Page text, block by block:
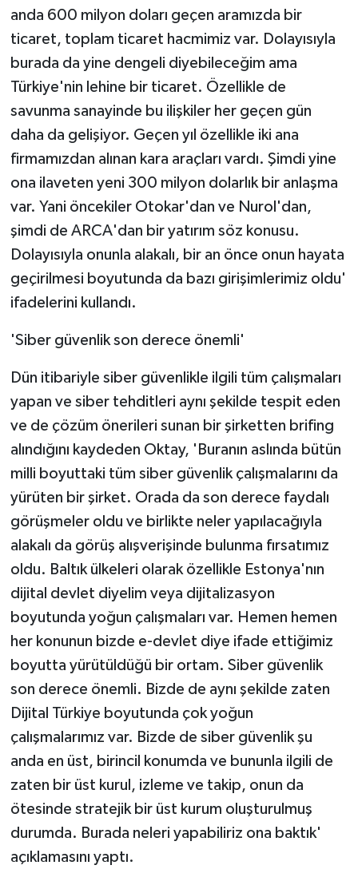
anda 600 milyon doları geçen aramızda bir
ticaret, toplam ticaret hacmimiz var. Dolayısıyla
burada da yine dengeli diyebileceğim ama
Türkiye'nin lehine bir ticaret. Özellikle de
savunma sanayinde bu ilişkiler her geçen gün
daha da gelişiyor. Geçen yıl özellikle iki ana
firmamızdan alınan kara araçları vardı. Şimdi yine
ona ilaveten yeni 300 milyon dolarlık bir anlaşma
var. Yani öncekiler Otokar'dan ve Nurol'dan,
şimdi de ARCA'dan bir yatırım söz konusu.
Dolayısıyla onunla alakalı, bir an önce onun hayata
geçirilmesi boyutunda da bazı girişimlerimiz oldu'
ifadelerini kullandı.
'Siber güvenlik son derece önemli'
Dün itibariyle siber güvenlikle ilgili tüm çalışmaları
yapan ve siber tehditleri aynı şekilde tespit eden
ve de çözüm önerileri sunan bir şirketten brifing
alındığını kaydeden Oktay, 'Buranın aslında bütün
milli boyuttaki tüm siber güvenlik çalışmalarını da
yürüten bir şirket. Orada da son derece faydalı
görüşmeler oldu ve birlikte neler yapılacağıyla
alakalı da görüş alışverişinde bulunma fırsatımız
oldu. Baltık ülkeleri olarak özellikle Estonya'nın
dijital devlet diyelim veya dijitalizasyon
boyutunda yoğun çalışmaları var. Hemen hemen
her konunun bizde e-devlet diye ifade ettiğimiz
boyutta yürütüldüğü bir ortam. Siber güvenlik
son derece önemli. Bizde de aynı şekilde zaten
Dijital Türkiye boyutunda çok yoğun
çalışmalarımız var. Bizde de siber güvenlik şu
anda en üst, birincil konumda ve bununla ilgili de
zaten bir üst kurul, izleme ve takip, onun da
ötesinde stratejik bir üst kurum oluşturulmuş
durumda. Burada neleri yapabiliriz ona baktık'
açıklamasını yaptı.